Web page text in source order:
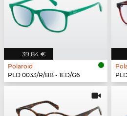
39,84 €
Polaroid
PLD 0033/R/BB - 1ED/G6